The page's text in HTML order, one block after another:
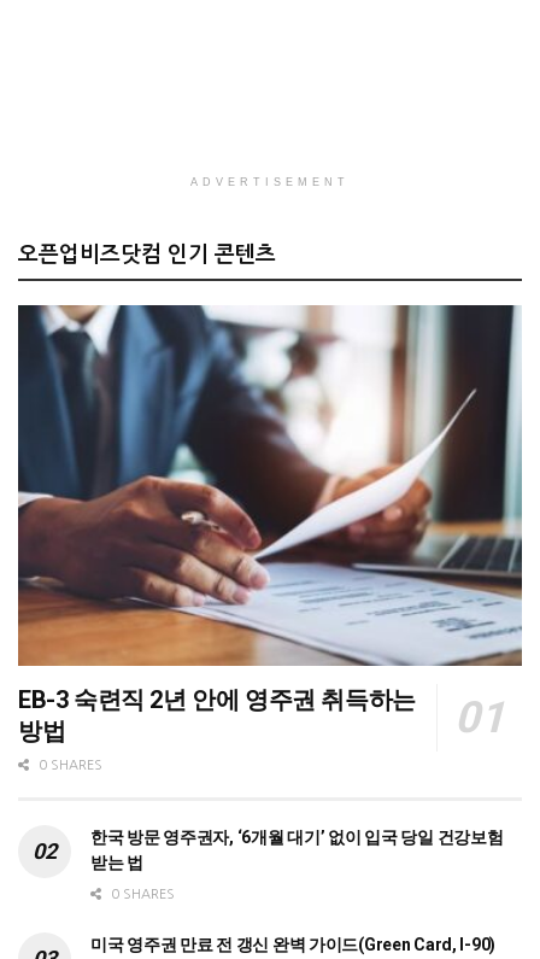
ADVERTISEMENT
오픈업비즈닷컴 인기 콘텐츠
EB-3 숙련직 2년 안에 영주권 취득하는
방법
0 SHARES
한국 방문 영주권자, ‘6개월 대기’ 없이 입국 당일 건강보험
받는 법
0 SHARES
미국 영주권 만료 전 갱신 완벽 가이드(Green Card, I-90)